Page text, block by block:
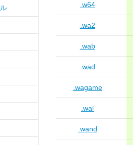
.w64
.wa2
.wab
.wad
.wagame
.wal
.wand